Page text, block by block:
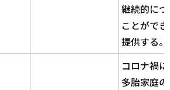
継続的に
ことがで
提供する。
コロナ禍
多胎家庭